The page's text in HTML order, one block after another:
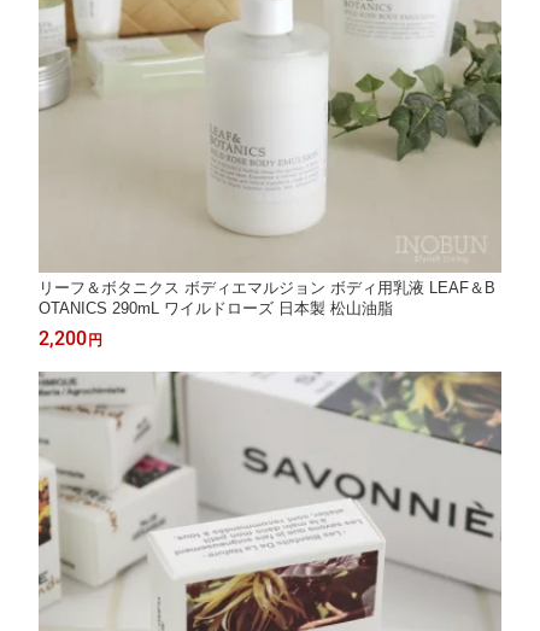
リーフ＆ボタニクス ボディエマルジョン ボディ用乳液 LEAF＆B
OTANICS 290mL ワイルドローズ 日本製 松山油脂
2,200 円